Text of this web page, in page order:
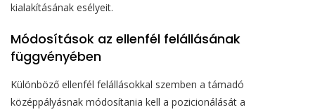
kialakításának esélyeit.
Módosítások az ellenfél felállásának
függvényében
Különböző ellenfél felállásokkal szemben a támadó
középpályásnak módosítania kell a pozicionálását a